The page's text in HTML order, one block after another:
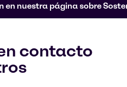
en nuestra página sobre
contacto